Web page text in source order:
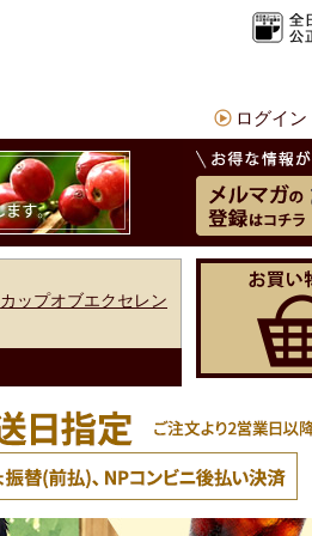
ログイン
カップオブエクセレン